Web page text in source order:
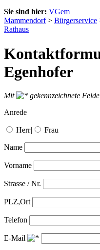
Sie sind hier: VGem
Mammendorf> Bürgerservice
Rathaus
Egenhofer
Mit
gekennzeichnete
Anrede
Herr| Frau
Name
Vorname
Strasse / Nr.
PLZ,Ort
Telefon
E-Mail